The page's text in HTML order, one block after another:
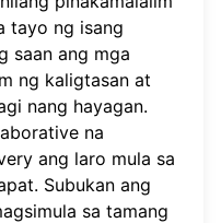
tayo ng isang
saan ang mga
ng kaligtasan at
nang hayagan.
na
ang laro mula sa
Subukan ang
sa tamang